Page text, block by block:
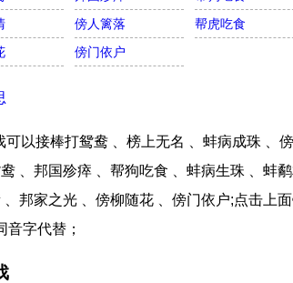
傍人篱落 帮虎吃食
傍门依户
可以接棒打鸳鸯 、榜上无名 、蚌病成珠 、
、邦国殄瘁 、帮狗吃食 、蚌病生珠 、蚌
邦家之光 、傍柳随花 、傍门依户;点击上
音字代替；